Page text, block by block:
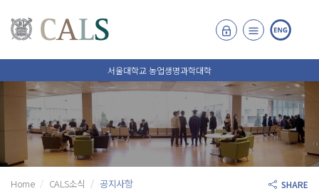
서울대학교 농업생명과학대학
Home CALS소식 공지사항 SHARE